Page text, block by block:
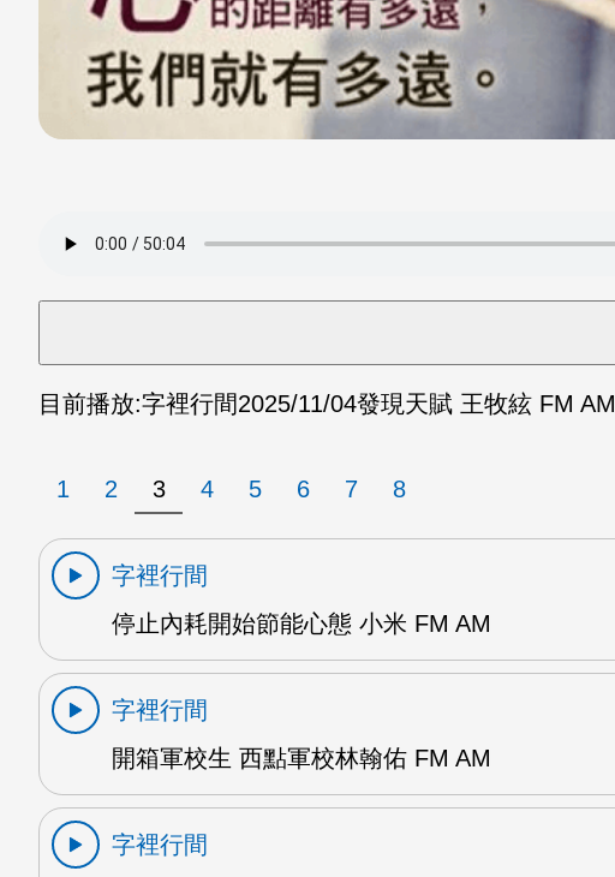
目前播放:字裡行間2025/11/04發現天賦 王牧絃 FM AM
1 2 3 4 5 6 7 8
字裡行間
停止內耗開始節能心態 小米 FM AM
字裡行間
開箱軍校生 西點軍校林翰佑 FM AM
字裡行間